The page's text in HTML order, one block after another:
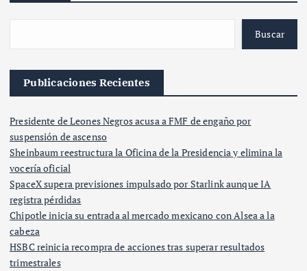
Buscar
Publicaciones Recientes
Presidente de Leones Negros acusa a FMF de engaño por
suspensión de ascenso
Sheinbaum reestructura la Oficina de la Presidencia y elimina la
vocería oficial
SpaceX supera previsiones impulsado por Starlink aunque IA
registra pérdidas
Chipotle inicia su entrada al mercado mexicano con Alsea a la
cabeza
HSBC reinicia recompra de acciones tras superar resultados
trimestrales